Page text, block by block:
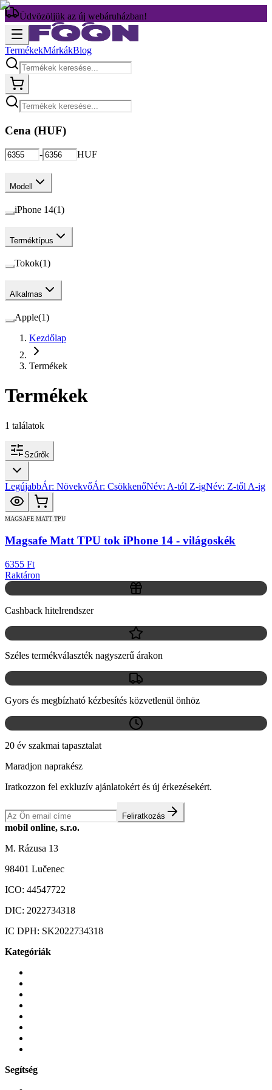
Üdvözöljük az új webáruházban!
TermékekMárkákBlog
Cena (HUF)
- HUF
Modell
iPhone 14(1)
Terméktípus
Tokok(1)
Alkalmas
Apple(1)
Kezdőlap
Termékek
Termékek
1 találatok
Szűrők
LegújabbÁr: NövekvőÁr: CsökkenőNév: A-tól Z-igNév: Z-től A-ig
MAGSAFE MATT TPU
Magsafe Matt TPU tok iPhone 14 - világoskék
6355 Ft
Raktáron
Cashback hitelrendszer
Széles termékválaszték nagyszerű árakon
Gyors és megbízható kézbesítés közvetlenül önhöz
20 év szakmai tapasztalat
Maradjon naprakész
Iratkozzon fel exkluzív ajánlatokért és új érkezésekért.
Feliratkozás
mobil online, s.r.o.
M. Rázusa 13
98401 Lučenec
ICO: 44547722
DIC: 2022734318
IC DPH: SK2022734318
Kategóriák
Segítség